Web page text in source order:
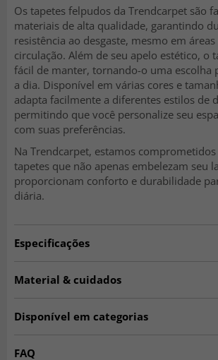
Os tapetes felpudos da Trendcarpet são
materiais de alta qualidade, garantindo
resistência ao desgaste, mesmo em áreas
circulação. Além de seu apelo estético, o
fácil de manter, tornando-o uma escolha
a dia. Disponível em várias cores e
adapta facilmente a diferentes estilos de
permitindo que você personalize seu
com suas preferências.
Na Trendcarpet, estamos
tapetes que não apenas embelezam seu
proporcionam conforto e durabilidade
diária.
Especificações
de algodão limpa e clara, um pouco de
detergente. Para manchas mais difíceis,
Material & cuidados
Informações adicionais sobre o material:
Disponível em categorias
FAQ